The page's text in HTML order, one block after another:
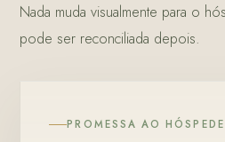
Nada muda visualmente para o
pode ser reconciliada depois.
PROMESSA AO HÓSPEDE